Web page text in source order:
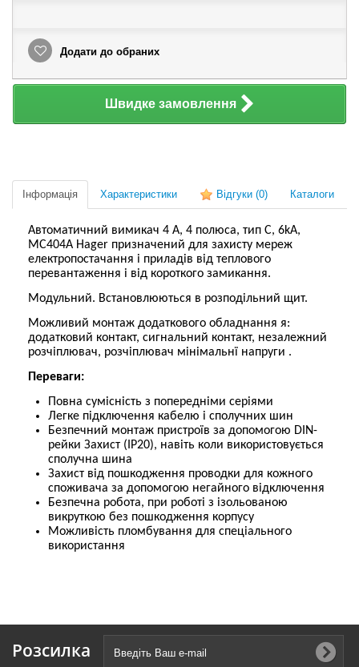
Додати до обраних
Швидке замовлення
Інформація Характеристики Відгуки (0) Каталоги
Автоматичний вимикач 4 А, 4 полюса, тип C, 6kA,
MC404A Hager призначений для захисту мереж
електропостачання і приладів від теплового
перевантаження і від короткого замикання.
Модульний. Встановлюються в розподільний щит.
Можливий монтаж додаткового обладнання я:
додатковий контакт, сигнальний контакт, незалежний
розчіплювач, розчіплювач мінімальнї напруги .
Переваги:
Повна сумісність з попередніми серіями
Легке підключення кабелю і сполучних шин
Безпечний монтаж пристроїв за допомогою DIN-
рейки Захист (IP20), навіть коли використовується
сполучна шина
Захист від пошкодження проводки для кожного
споживача за допомогою негайного відключення
Безпечна робота, при роботі з ізольованою
викруткою без пошкодження корпусу
Можливість пломбування для спеціального
використання
Розсилка